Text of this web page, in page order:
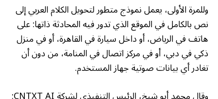
وللمرة الأولى، يعمل نموذج متطور لتحويل الكلام العربي إلى
نص بالكامل في الموقع الذي تدور فيه المحادثة ذاتها: على
هاتف في الرياض، أو داخل سيارة في القاهرة، أو في منزل
ذكي في دبي، أو في مركز اتصال في المنامة، من دون أن
تغادر أي بيانات صوتية جهاز المستخدم.